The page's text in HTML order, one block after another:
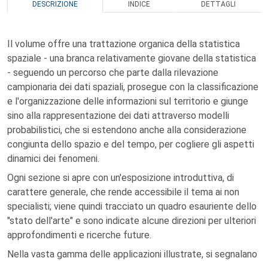
DESCRIZIONE INDICE DETTAGLI
Il volume offre una trattazione organica della statistica
spaziale - una branca relativamente giovane della statistica
- seguendo un percorso che parte dalla rilevazione
campionaria dei dati spaziali, prosegue con la classificazione
e l'organizzazione delle informazioni sul territorio e giunge
sino alla rappresentazione dei dati attraverso modelli
probabilistici, che si estendono anche alla considerazione
congiunta dello spazio e del tempo, per cogliere gli aspetti
dinamici dei fenomeni.
Ogni sezione si apre con un'esposizione introduttiva, di
carattere generale, che rende accessibile il tema ai non
specialisti; viene quindi tracciato un quadro esauriente dello
"stato dell'arte" e sono indicate alcune direzioni per ulteriori
approfondimenti e ricerche future.
Nella vasta gamma delle applicazioni illustrate, si segnalano